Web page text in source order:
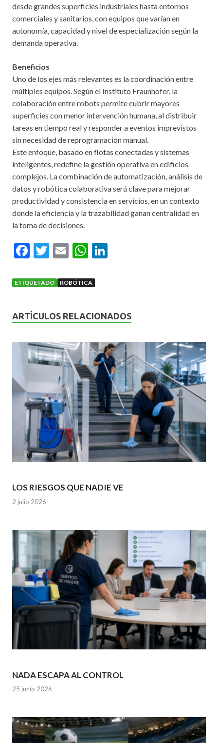
desde grandes superficies industriales hasta entornos
comerciales y sanitarios, con equipos que varían en
autonomía, capacidad y nivel de especialización según la
demanda operativa.
Beneficios
Uno de los ejes más relevantes es la coordinación entre
múltiples equipos. Según el Instituto Fraunhofer, la
colaboración entre robots permite cubrir mayores
superficies con menor intervención humana, al distribuir
tareas en tiempo real y responder a eventos imprevistos
sin necesidad de reprogramación manual.
Este enfoque, basado en flotas conectadas y sistemas
inteligentes, redefine la gestión operativa en edificios
complejos. La combinación de automatización, análisis de
datos y robótica colaborativa será clave para mejorar
productividad y consistencia en servicios, en un contexto
donde la eficiencia y la trazabilidad ganan centralidad en
la toma de decisiones.
F
e
o
o
k
T
itt
E
ai
W
at
A
p
p
n
ETIQUETADO ROBÓTICA
ARTÍCULOS RELACIONADOS
LOS RIESGOS QUE NADIE VE
2 julio 2026
NADA ESCAPA AL CONTROL
25 junio 2026